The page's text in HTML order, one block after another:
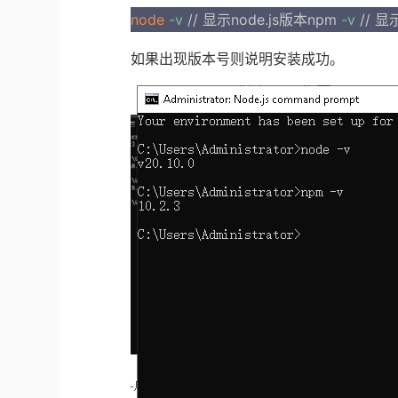
node -v // 显示node.js版本npm -v // 显
如果出现版本号则说明安装成功。